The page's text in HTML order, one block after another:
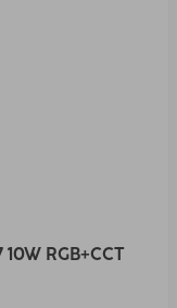
RGB+CCT